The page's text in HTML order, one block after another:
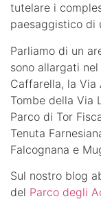
tutelare i
paesaggistico di
Parliamo di un
sono allargati
Caffarella, la Via
Tombe della Via
Parco di Tor
Tenuta
Falcognana e
Sul nostro blog
del Parco degli